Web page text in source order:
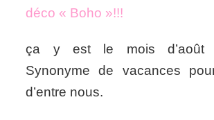
déco « Boho »!!!
ça y est le mois d’août
Synonyme de vacances
d’entre nous.